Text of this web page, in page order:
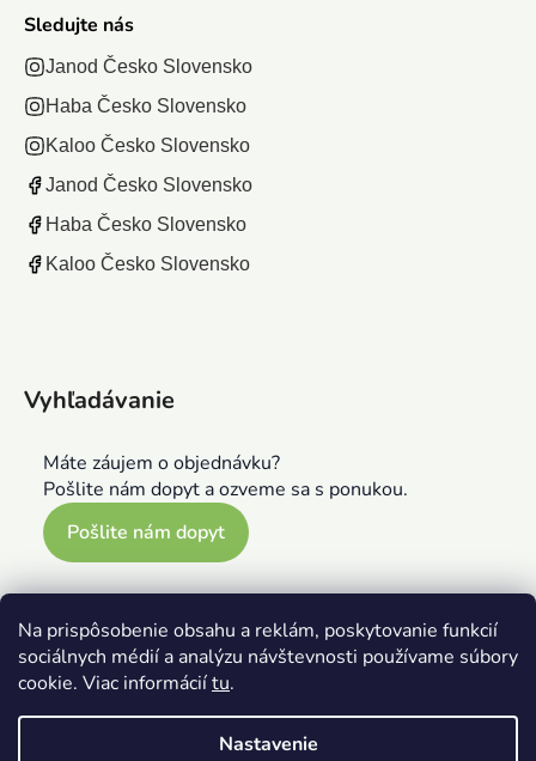
Na prispôsobenie obsahu a reklám, poskytovanie funkcií
sociálnych médií a analýzu návštevnosti používame súbory
cookie. Viac informáciítu.
Nastavenie
Sledujte nás
Janod Česko Slovensko
Haba Česko Slovensko
Kaloo Česko Slovensko
Janod Česko Slovensko
Haba Česko Slovensko
Kaloo Česko Slovensko
Vyhľadávanie
Máte záujem o objednávku?
Pošlite nám dopyt a ozveme sa s ponukou.
Pošlite nám dopyt